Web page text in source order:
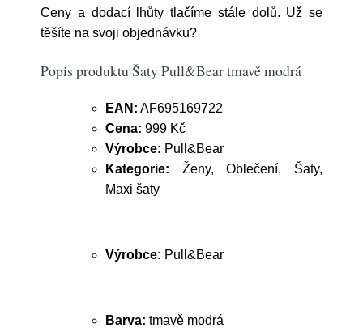
Ceny a dodací lhůty tlačíme stále dolů. Už se
těšíte na svoji objednávku?
Popis produktu Šaty Pull&Bear tmavě modrá
EAN: AF695169722
Cena: 999 Kč
Výrobce: Pull&Bear
Kategorie: Ženy, Oblečení, Šaty,
Maxi šaty
Výrobce: Pull&Bear
Barva: tmavě modrá